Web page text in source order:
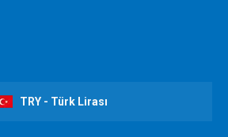
TRY - Türk Lirası